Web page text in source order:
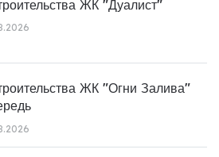
ЖК "Дуалист"
ЖК "Огни Залива"